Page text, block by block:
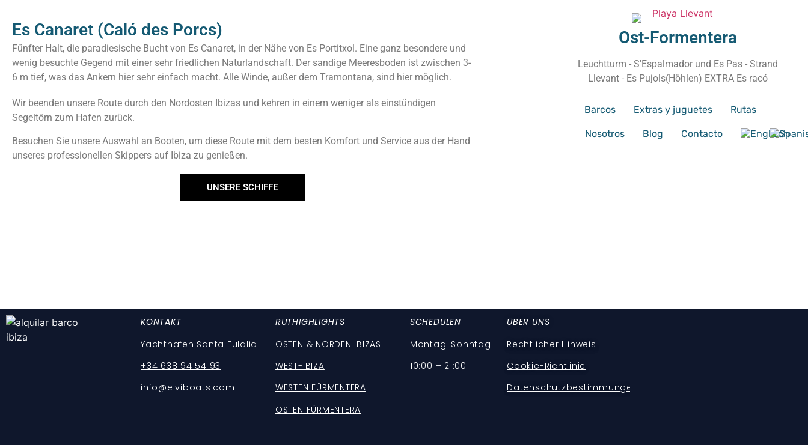
Es Canaret (Caló des Porcs)
Fünfter Halt, die paradiesische Bucht von Es Canaret, in der Nähe von Es Portitxol. Eine ganz besondere und
wenig besuchte Gegend mit einer sehr friedlichen Naturlandschaft. Der sandige Meeresboden ist zwischen 3-
6 m tief, was das Ankern hier sehr einfach macht. Alle Winde, außer dem Tramontana, sind hier möglich.
Wir beenden unsere Route durch den Nordosten Ibizas und kehren in einem weniger als einstündigen
Segeltörn zum Hafen zurück.
Besuchen Sie unsere Auswahl an Booten, um diese Route mit dem besten Komfort und Service aus der Hand
unseres professionellen Skippers auf Ibiza zu genießen.
UNSERE SCHIFFE
Ost-Formentera
Leuchtturm - S'Espalmador und Es Pas - Strand
Llevant - Es Pujols(Höhlen) EXTRA Es racó
Barcos Extras y juguetes Rutas
Nosotros Blog Contacto
KONTAKT
Yachthafen Santa Eulalia
+34 638 94 54 93
info@eiviboats.com
RUTHIGHLIGHTS
OSTEN & NORDEN IBIZAS
WEST-IBIZA
WESTEN FÜRMENTERA
OSTEN FÜRMENTERA
SCHEDULEN
Montag-Sonntag
10:00 – 21:00
ÜBER UNS
Rechtlicher Hinweis
Cookie-Richtlinie
Datenschutzbestimmungen